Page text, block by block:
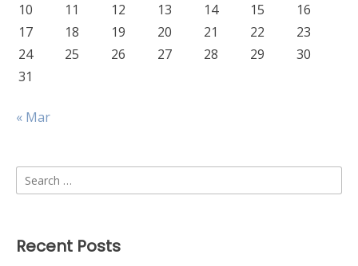
10
11 12 13 14 15
16
17
18 19 20 21 22
23
24
25 26 27 28 29
30
31
« Mar
Search
for:
Recent Posts